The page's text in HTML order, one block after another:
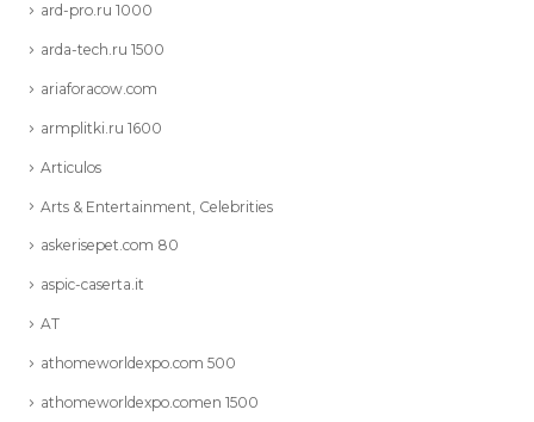
ard-pro.ru 1000
arda-tech.ru 1500
ariaforacow.com
armplitki.ru 1600
Articulos
Arts & Entertainment, Celebrities
askerisepet.com 80
aspic-caserta.it
AT
athomeworldexpo.com 500
athomeworldexpo.comen 1500